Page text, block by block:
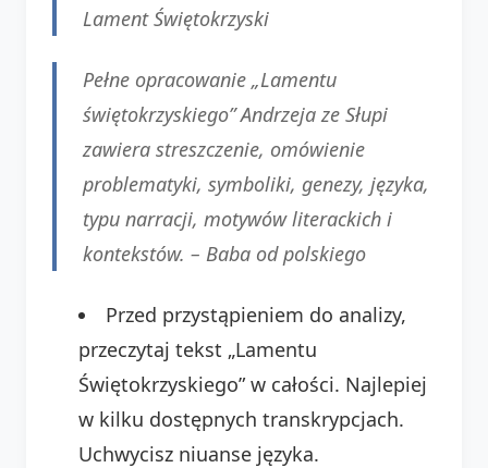
Lament Świętokrzyski
Pełne opracowanie „Lamentu
świętokrzyskiego” Andrzeja ze Słupi
zawiera streszczenie, omówienie
problematyki, symboliki, genezy, języka,
typu narracji, motywów literackich i
kontekstów. – Baba od polskiego
Przed przystąpieniem do analizy,
przeczytaj tekst „Lamentu
Świętokrzyskiego” w całości. Najlepiej
w kilku dostępnych transkrypcjach.
Uchwycisz niuanse języka.